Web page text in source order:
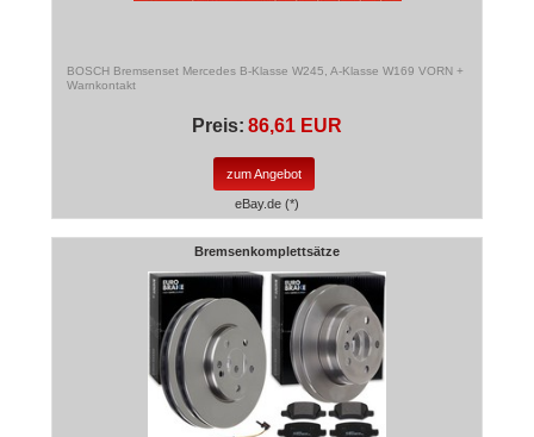
BOSCH Bremsenset Mercedes B-Klasse W245, A-Klasse W169 VORN +
Warnkontakt
Preis: 86,61 EUR
zum Angebot
eBay.de (*)
Bremsenkomplettsätze